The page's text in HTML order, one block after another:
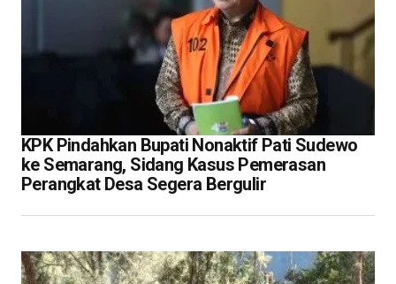
KPK Pindahkan Bupati Nonaktif Pati Sudewo
ke Semarang, Sidang Kasus Pemerasan
Perangkat Desa Segera Bergulir